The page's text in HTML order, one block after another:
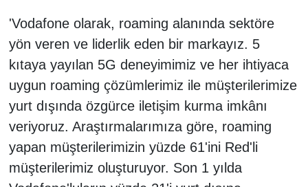
'Vodafone olarak, roaming alanında sektöre
yön veren ve liderlik eden bir markayız. 5
kıtaya yayılan 5G deneyimimiz ve her ihtiyaca
uygun roaming çözümlerimiz ile müşterilerimize
yurt dışında özgürce iletişim kurma imkânı
veriyoruz. Araştırmalarımıza göre, roaming
yapan müşterilerimizin yüzde 61'ini Red'li
müşterilerimiz oluşturuyor. Son 1 yılda